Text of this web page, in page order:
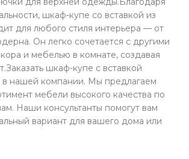
шкаф-купе со вставкой из
для любого стиля интерьера — от
Он легко сочетается с другими
и мебелью в комнате, создавая
шкаф-купе с вставкой
в нашей компании. Мы предлагаем
мебели высокого качества по
Наши консультанты помогут вам
вариант для вашего дома или